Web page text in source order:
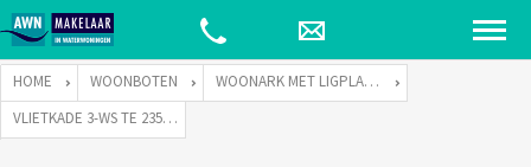
HOME WOONBOTEN
WOONARK MET LIGPLAATS
VLIETKADE 3-WS TE 2355 CR HOOGMADE